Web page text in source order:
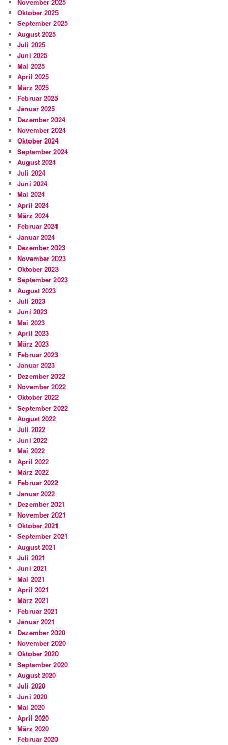
Oktober 2025
September 2025
August 2025
Juli 2025
Juni 2025
Mai 2025
April 2025
März 2025
Februar 2025
Januar 2025
Dezember 2024
November 2024
Oktober 2024
September 2024
August 2024
Juli 2024
Juni 2024
Mai 2024
April 2024
März 2024
Februar 2024
Januar 2024
Dezember 2023
November 2023
Oktober 2023
September 2023
August 2023
Juli 2023
Juni 2023
Mai 2023
April 2023
März 2023
Februar 2023
Januar 2023
Dezember 2022
November 2022
Oktober 2022
September 2022
August 2022
Juli 2022
Juni 2022
Mai 2022
April 2022
März 2022
Februar 2022
Januar 2022
Dezember 2021
November 2021
Oktober 2021
September 2021
August 2021
Juli 2021
Juni 2021
Mai 2021
April 2021
März 2021
Februar 2021
Januar 2021
Dezember 2020
November 2020
Oktober 2020
September 2020
August 2020
Juli 2020
Juni 2020
Mai 2020
April 2020
März 2020
Februar 2020